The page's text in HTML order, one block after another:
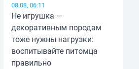
08.08, 06:11
Не игрушка —
декоративным породам
тоже нужны нагрузки:
воспитывайте питомца
правильно